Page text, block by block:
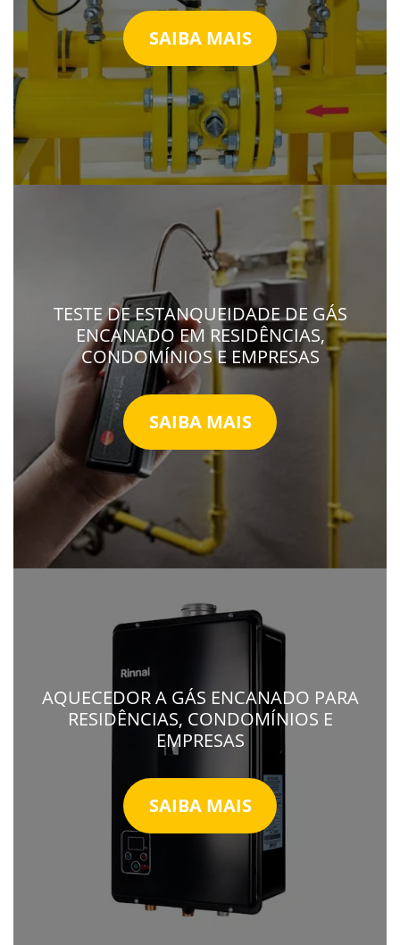
SAIBA MAIS
TESTE DE ESTANQUEIDADE DE GÁS
ENCANADO EM RESIDÊNCIAS,
CONDOMÍNIOS E EMPRESAS
SAIBA MAIS
AQUECEDOR A GÁS ENCANADO PARA
RESIDÊNCIAS, CONDOMÍNIOS E
EMPRESAS
SAIBA MAIS